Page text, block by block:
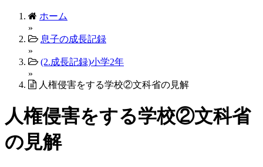
ホーム
»
息子の成長記録
»
(2.成長記録)小学2年
»
人権侵害をする学校②文科省の見解
人権侵害をする学校②文科省
の見解